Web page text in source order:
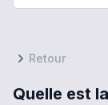
Retour
Quelle est